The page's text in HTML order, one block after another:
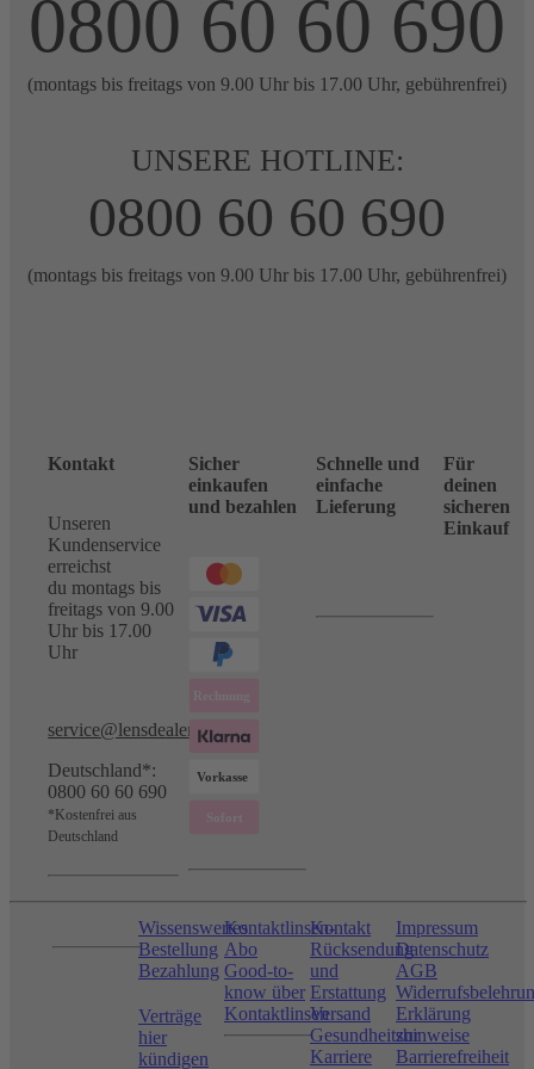
0800 60 60 690
(montags bis freitags von 9.00 Uhr bis 17.00 Uhr, gebührenfrei)
UNSERE HOTLINE:
0800 60 60 690
(montags bis freitags von 9.00 Uhr bis 17.00 Uhr, gebührenfrei)
Kontakt
Unseren
Kundenservice
erreichst
du montags bis
freitags von 9.00
Uhr bis 17.00
Uhr
service@lensdealer.com
Deutschland*:
0800 60 60 690
*Kostenfrei aus
Deutschland
Sicher
einkaufen
und bezahlen
Schnelle und
einfache
Lieferung
Für
deinen
sicheren
Einkauf
Wissenswertes
Bestellung
Bezahlung
Verträge
hier
kündigen
Kontaktlinsen-
Abo
Good-to-
know über
Kontaktlinsen
Kontakt
Rücksendung
und
Erstattung
Versand
Gesundheitshinweise
Karriere
Impressum
Datenschutz
AGB
Erklärung
zur
Barrierefreiheit